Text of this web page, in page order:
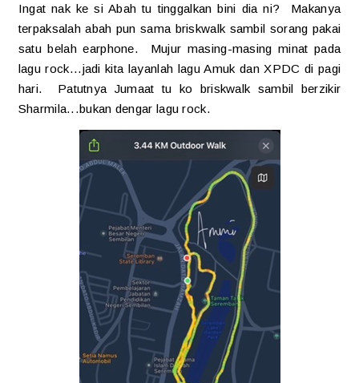
Ingat nak ke si Abah tu tinggalkan bini dia ni? Makanya
terpaksalah abah pun sama briskwalk sambil sorang pakai
satu belah earphone. Mujur masing-masing minat pada
lagu rock...jadi kita layanlah lagu Amuk dan XPDC di pagi
hari. Patutnya Jumaat tu ko briskwalk sambil berzikir
Sharmila...bukan dengar lagu rock.